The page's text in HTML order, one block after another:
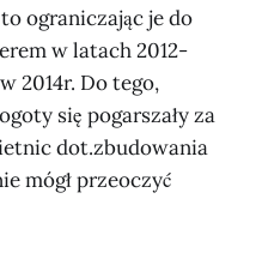
ograniczając je do
w latach 2012-
2014r. Do tego,
się pogarszały za
dot.zbudowania
mógł przeoczyć